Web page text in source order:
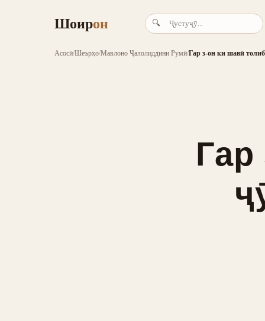
Шоирон 🔍
Асосӣ/Шеърҳо/Мавлоно Ҷалолиддини Румӣ/Гар з-он ки шавӣ